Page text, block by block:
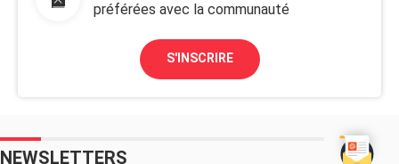
préférées avec la communauté
S'INSCRIRE
NEWSLETTERS